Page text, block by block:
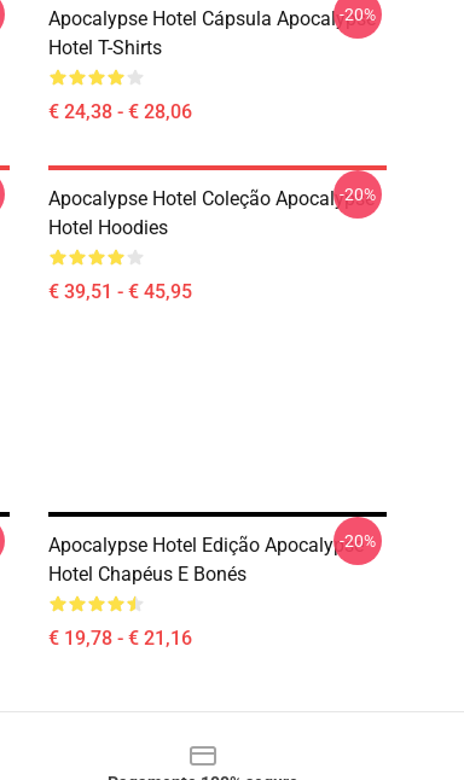
Apocalypse Hotel Cápsula Apocalypse
Hotel T-Shirts
€ 24,38 - € 28,06
-20%
Apocalypse Hotel Coleção Apocalypse
Hotel Hoodies
€ 39,51 - € 45,95
-20%
Apocalypse Hotel Edição Apocalypse
Hotel Chapéus E Bonés
€ 19,78 - € 21,16
-20%